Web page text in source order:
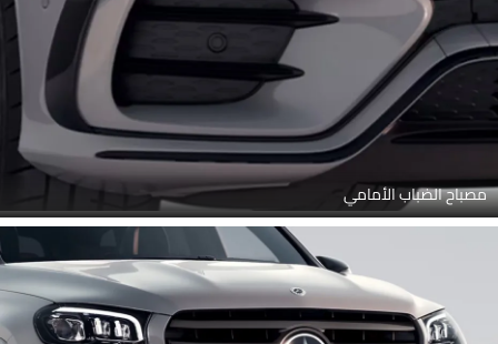
مصباح الضباب الأمامي